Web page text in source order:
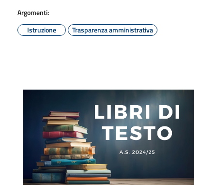
Argomenti:
Istruzione
Trasparenza amministrativa